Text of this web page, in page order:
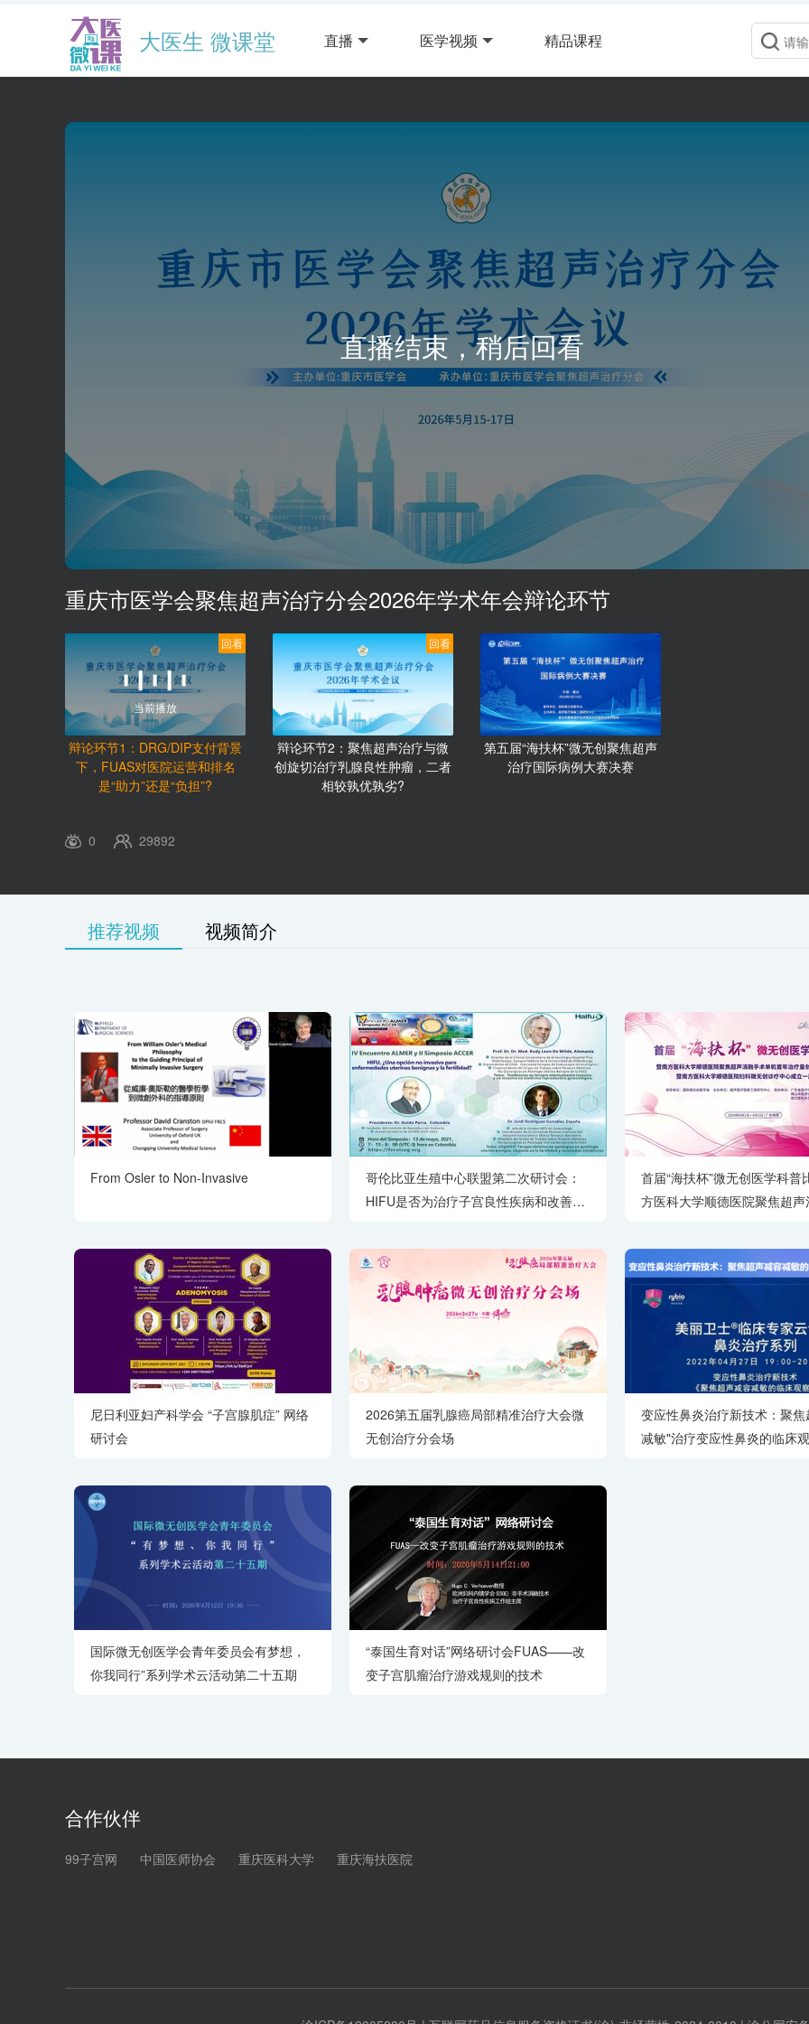
大医生 微课堂 直播 医学视频 精品课程
直播结束，稍后回看
重庆市医学会聚焦超声治疗分会2026年学术年会辩论环节
回看
当前播放
辩论环节1：DRG/DIP支付背景
下，FUAS对医院运营和排名
是“助力”还是“负担”?
回看
辩论环节2：聚焦超声治疗与微
创旋切治疗乳腺良性肿瘤，二者
相较孰优孰劣?
第五届“海扶杯”微无创聚焦超声
治疗国际病例大赛决赛
0 29892
推荐视频 视频简介
From Osler to Non-Invasive
哥伦比亚生殖中心联盟第二次研讨会：
HIFU是否为治疗子宫良性疾病和改善生
首届“海扶杯”微无创医学科普
方医科大学顺德医院聚焦超
方医科大学顺德医院妇科微
心成立一周年庆典
尼日利亚妇产科学会 “子宫腺肌症” 网络
研讨会
2026第五届乳腺癌局部精准治疗大会微
无创治疗分会场
变应性鼻炎治疗新技术：聚
减敏"治疗变应性鼻炎的临床
国际微无创医学会青年委员会有梦想，
你我同行”系列学术云活动第二十五期
“泰国生育对话”网络研讨会FUAS——改
变子宫肌瘤治疗游戏规则的技术
合作伙伴
99子宫网 中国医师协会 重庆医科大学 重庆海扶医院